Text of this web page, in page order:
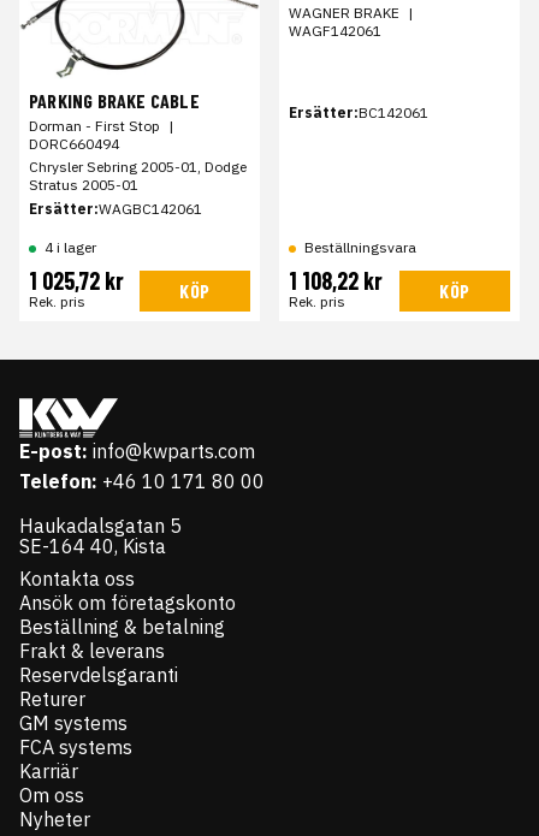
PARKING BRAKE CABLE
Dorman - First Stop |
DORC660494
Chrysler Sebring 2005-01, Dodge
Stratus 2005-01
Ersätter:WAGBC142061
4 i lager
1 025,72 kr
Rek. pris KÖP
WAGNER BRAKE |
WAGF142061
Ersätter:BC142061
Beställningsvara
1 108,22 kr
Rek. pris KÖP
E-post: info@kwparts.com
Telefon: +46 10 171 80 00
Haukadalsgatan 5
SE-164 40, Kista
Kontakta oss
Ansök om företagskonto
Beställning & betalning
Frakt & leverans
Reservdelsgaranti
Returer
GM systems
FCA systems
Karriär
Om oss
Nyheter